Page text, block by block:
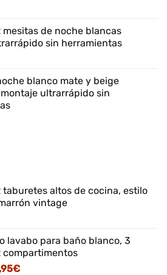
mesitas de noche blancas
sin herramientas
blanco mate y beige
ultrarrápido sin
taburetes altos de cocina, estilo
vintage
lavabo para baño blanco, 3
compartimentos
€El